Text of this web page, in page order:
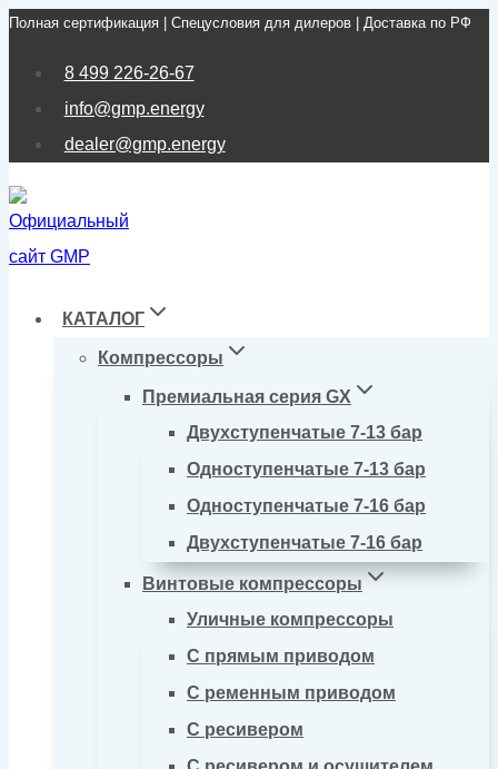
Перейти
Полная сертификация | Спецусловия для дилеров | Доставка по РФ
8 499 226-26-67
info@gmp.energy
dealer@gmp.energy
КАТАЛОГ
Компрессоры
Премиальная серия GX
Двухступенчатые 7-13 бар
Одноступенчатые 7-13 бар
Одноступенчатые 7-16 бар
Двухступенчатые 7-16 бар
Винтовые компрессоры
Уличные компрессоры
С прямым приводом
С ременным приводом
С ресивером